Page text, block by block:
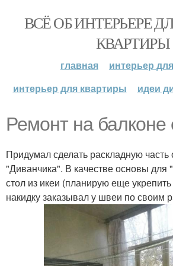
ВСЁ ОБ ИНТЕРЬЕРЕ
КВАРТИРЫ
главная
интерьер
интерьер для квартиры
идеи
Ремонт на балконе
Придумал сделать раскладную часть
"Диванчика". В качестве основы для
стол из икеи (планирую еще
накидку заказывал у швеи по своим